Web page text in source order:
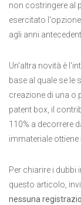
non costringere al
esercitato
agli anni
Un'altra novità è
base al quale se le
creazione di una o
patent box, il
110% a decorrere
immateriale
Per chiarire i dubbi
questo articolo,
nessuna